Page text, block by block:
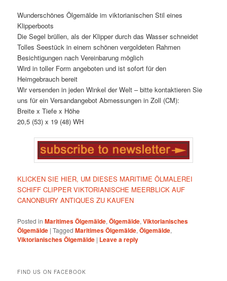
Wunderschönes Ölgemälde im viktorianischen Stil eines
Klipperboots
Die Segel brüllen, als der Klipper durch das Wasser schneidet
Tolles Seestück in einem schönen vergoldeten Rahmen
Besichtigungen nach Vereinbarung möglich
Wird in toller Form angeboten und ist sofort für den
Heimgebrauch bereit
Wir versenden in jeden Winkel der Welt – bitte kontaktieren Sie
uns für ein Versandangebot Abmessungen in Zoll (CM):
Breite x Tiefe x Höhe
20,5 (53) x 19 (48) WH
KLICKEN SIE HIER, UM DIESES MARITIME ÖLMALEREI
SCHIFF CLIPPER VIKTORIANISCHE MEERBLICK AUF
CANONBURY ANTIQUES ZU KAUFEN
Posted in Maritimes Ölgemälde,Ölgemälde,Viktorianisches
Ölgemälde |Tagged Maritimes Ölgemälde,Ölgemälde,
Viktorianisches Ölgemälde | Leave a reply
FIND US ON FACEBOOK